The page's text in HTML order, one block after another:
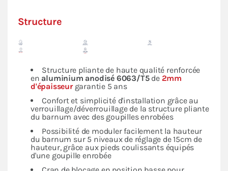
Structure
Structure pliante de haute qualité renforcée
en aluminium anodisé 6063/T5de 2mm
d'épaisseurgarantie 5 ans
Confort et simplicité d'installation grâce au
verrouillage/déverrouillage de la structure pliante
du barnum avec des goupilles enrobées
Possibilité de moduler facilement la hauteur
du barnum sur 5 niveaux de réglage de 15cm de
hauteur, grâce aux pieds coulissants équipés
d'une goupille enrobée